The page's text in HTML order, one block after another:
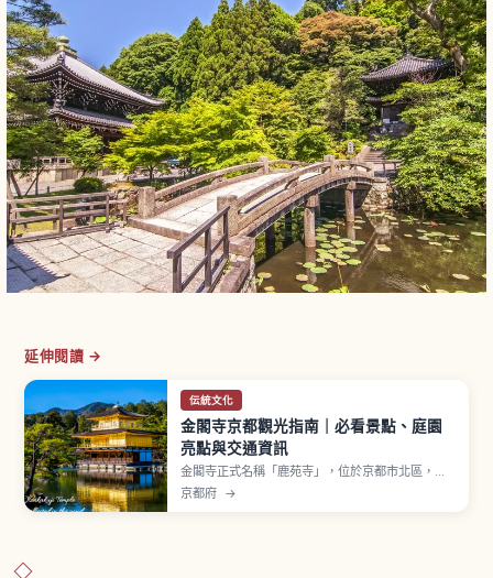
延伸閱讀 →
伝統文化
金閣寺京都觀光指南｜必看景點、庭園
亮點與交通資訊
金閣寺正式名稱「鹿苑寺」，位於京都市北區，相
傳室町時代足利義滿營建北山殿並建立覆以金箔的
京都府 →